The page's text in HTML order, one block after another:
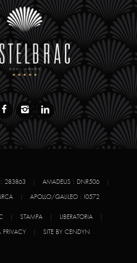
: 283863 AMADEUS : DNR506
APOLLO/GALILEO : I0572
STAMPA LIBERATORIA
PRIVACY SITE BY CENDYN